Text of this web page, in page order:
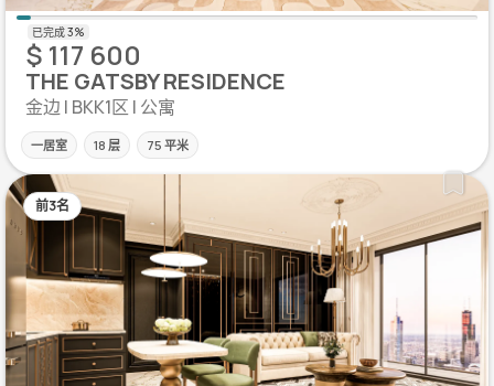
$ 117 600
THE GATSBY RESIDENCE
金边 | BKK1区 | 公寓
一居室 18 层 75 平米
前3名